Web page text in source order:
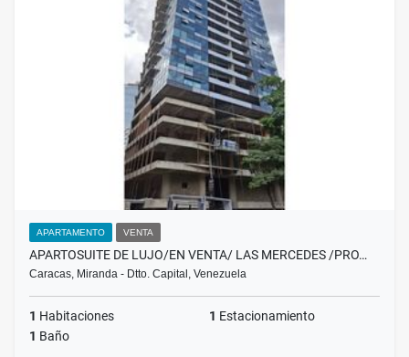
APARTAMENTO VENTA
APARTOSUITE DE LUJO/EN VENTA/ LAS MERCEDES /PRO…
Caracas, Miranda - Dtto. Capital, Venezuela
1 Habitaciones 1 Estacionamiento
1 Baño